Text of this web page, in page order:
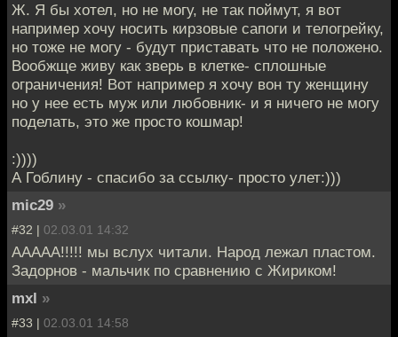
Ж. Я бы хотел, но не могу, не так поймут, я вот
например хочу носить кирзовые сапоги и телогрейку,
но тоже не могу - будут приставать что не положено.
Вообжще живу как зверь в клетке- сплошные
ограничения! Вот например я хочу вон ту женщину
но у нее есть муж или любовник- и я ничего не могу
поделать, это же просто кошмар!
:))))
А Гоблину - спасибо за ссылку- просто улет:)))
mic29 »
#32 | 02.03.01 14:32
ААААА!!!!! мы вслух читали. Народ лежал пластом.
Задорнов - мальчик по сравнению с Жириком!
mxl »
#33 | 02.03.01 14:58